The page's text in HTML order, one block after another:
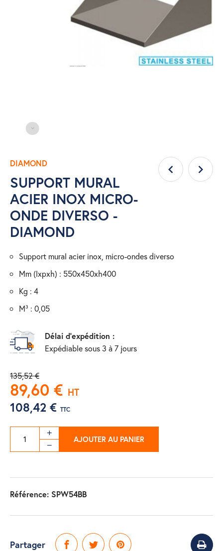
DIAMOND
SUPPORT MURAL
ACIER INOX MICRO-
ONDE DIVERSO -
DIAMOND
support mural acier inox, micro-ondes diverso
mm (lxpxh) : 550x450xh400
kg : 4
m³ : 0,05
Délai d'expédition :
Expédiable sous 3 à 7 jours
135,52 €
89,60 € HT
108,42 € TTC
AJOUTER AU PANIER
Référence: SPW54BB
Partager